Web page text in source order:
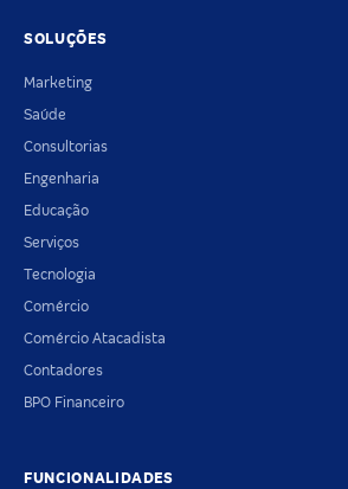
SOLUÇÕES
Marketing
Saúde
Consultorias
Engenharia
Educação
Serviços
Tecnologia
Comércio
Comércio Atacadista
Contadores
BPO Financeiro
FUNCIONALIDADES